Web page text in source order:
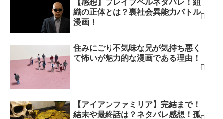
【感想】ブレイブベルネタバレ！組
織の正体とは？裏社会異能力バトル
漫画！
住みにごり不気味な兄が気持ち悪く
て怖いが魅力的な漫画である理由！
【アイアンファミリア】完結まで！
結末や最終話は？ネタバレ感想！孤